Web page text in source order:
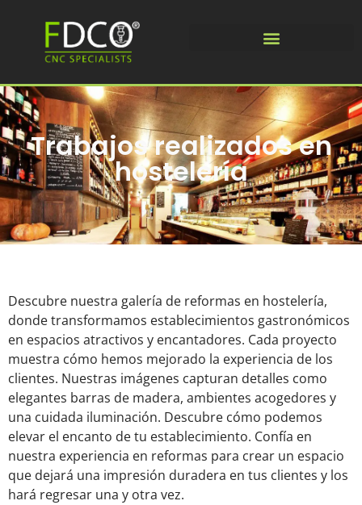
Trabajos realizados en
hostelería
Descubre nuestra galería de reformas en hostelería,
donde transformamos establecimientos gastronómicos
en espacios atractivos y encantadores. Cada proyecto
muestra cómo hemos mejorado la experiencia de los
clientes. Nuestras imágenes capturan detalles como
elegantes barras de madera, ambientes acogedores y
una cuidada iluminación. Descubre cómo podemos
elevar el encanto de tu establecimiento. Confía en
nuestra experiencia en reformas para crear un espacio
que dejará una impresión duradera en tus clientes y los
hará regresar una y otra vez.